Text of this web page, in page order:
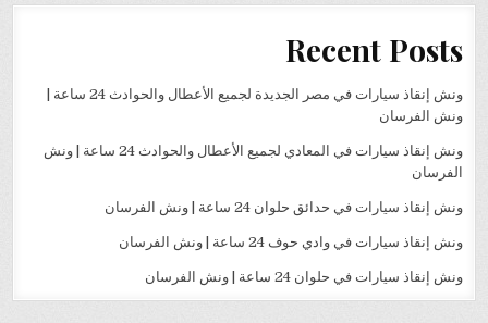
Recent Posts
ونش إنقاذ سيارات في مصر الجديدة لجميع الأعطال والحوادث 24 ساعة |
ونش الفرسان
ونش إنقاذ سيارات في المعادي لجميع الأعطال والحوادث 24 ساعة | ونش
الفرسان
ونش إنقاذ سيارات في حدائق حلوان 24 ساعة | ونش الفرسان
ونش إنقاذ سيارات في وادي حوف 24 ساعة | ونش الفرسان
ونش إنقاذ سيارات في حلوان 24 ساعة | ونش الفرسان